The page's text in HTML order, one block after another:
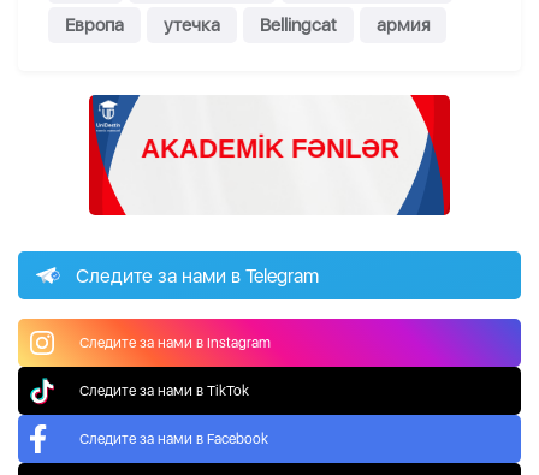
Европа
утечка Bellingcat армия
Следите за нами в Telegram
Следите за нами в Instagram
Следите за нами в TikTok
Следите за нами в Facebook